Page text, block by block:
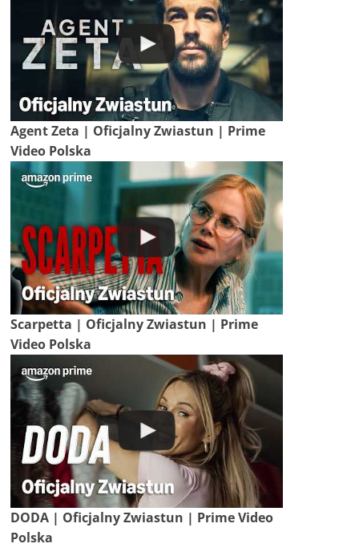
Agent Zeta | Oficjalny Zwiastun | Prime
Video Polska
Scarpetta | Oficjalny Zwiastun | Prime
Video Polska
DODA | Oficjalny Zwiastun | Prime Video
Polska